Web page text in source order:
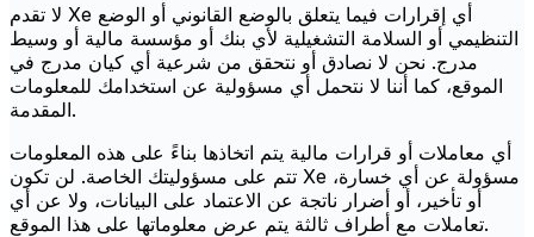
لا تقدم Xe أي إقرارات فيما يتعلق بالوضع القانوني أو الوضع
التنظيمي أو السلامة التشغيلية لأي بنك أو مؤسسة مالية أو وسيط
مدرج. نحن لا نصادق أو نتحقق من شرعية أي كيان مدرج في
الموقع، كما أننا لا نتحمل أي مسؤولية عن استخدامك للمعلومات
المقدمة.
أي معاملات أو قرارات مالية يتم اتخاذها بناءً على هذه المعلومات
تتم على مسؤوليتك الخاصة. لن تكون Xe مسؤولة عن أي خسارة،
أو تأخير، أو أضرار ناتجة عن الاعتماد على البيانات، ولا عن أي
تعاملات مع أطراف ثالثة يتم عرض معلوماتها على هذا الموقع.